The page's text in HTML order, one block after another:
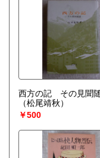
西方の記 その見聞
（松尾靖秋）
￥500